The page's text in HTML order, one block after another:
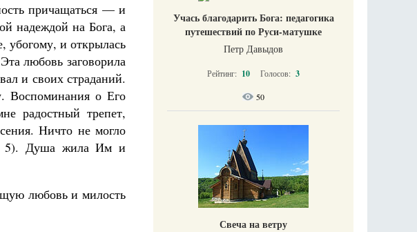
причащаться — и
надеждой на Бога, а
убогому, и открылась
любовь заговорила
и своих страданий.
Воспоминания о Его
радостный трепет,
Ничто не могло
5). Душа жила Им и
любовь и милость
Учась благодарить Бога: педагогика
путешествий по Руси-матушке
Петр Давыдов
Рейтинг: 10 Голосов: 3
50
Свеча на ветру